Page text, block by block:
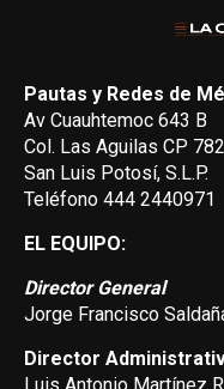
Pautas y Redes de
Av Cuauhtemoc 643 B
Col. Las Aguilas CP
San Luis Potosí, S.L.P.
Teléfono 444 2440971
EL EQUIPO:
Director General
Jorge Francisco
Director